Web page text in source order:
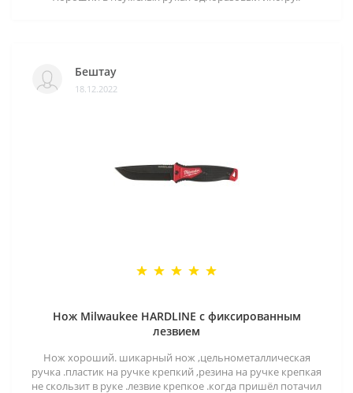
Бештау
18.12.2022
Нож Milwaukee HARDLINE с фиксированным
лезвием
Нож хороший. шикарный нож ,цельнометаллическая
ручка .пластик на ручке крепкий ,резина на ручке крепкая
не скользит в руке .лезвие крепкое .когда пришёл потачил